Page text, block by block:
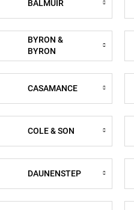
BALMUIR
BYRON &
BYRON
CASAMANCE
COLE & SON
DAUNENSTEP